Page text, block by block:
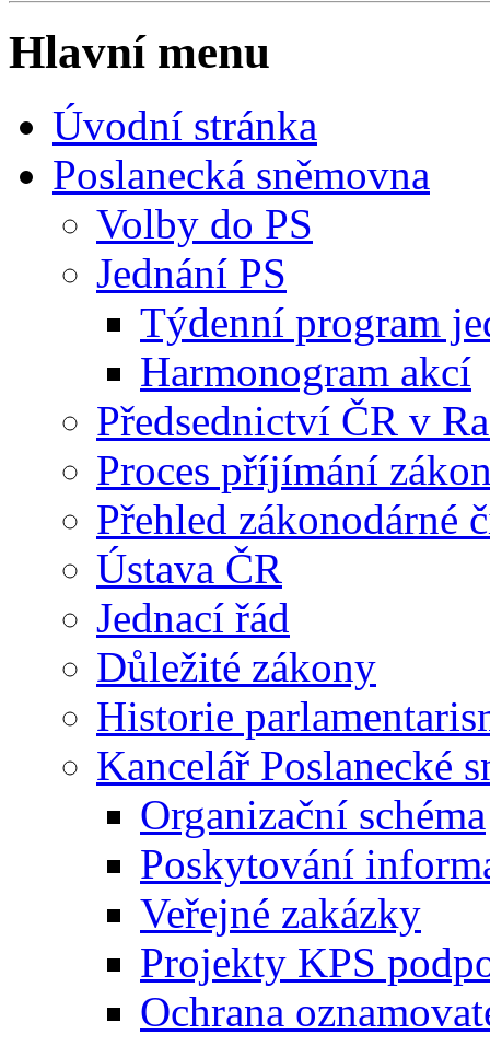
Hlavní menu
Úvodní stránka
Poslanecká sněmovna
Volby do PS
Jednání PS
Týdenní program
Harmonogram akcí
Předsednictví ČR v
Proces příjímání
Přehled zákonodárné
Ústava ČR
Jednací řád
Důležité zákony
Historie
Kancelář Poslanecké
Organizační schéma
Poskytování
Veřejné zakázky
Projekty KPS
Ochrana